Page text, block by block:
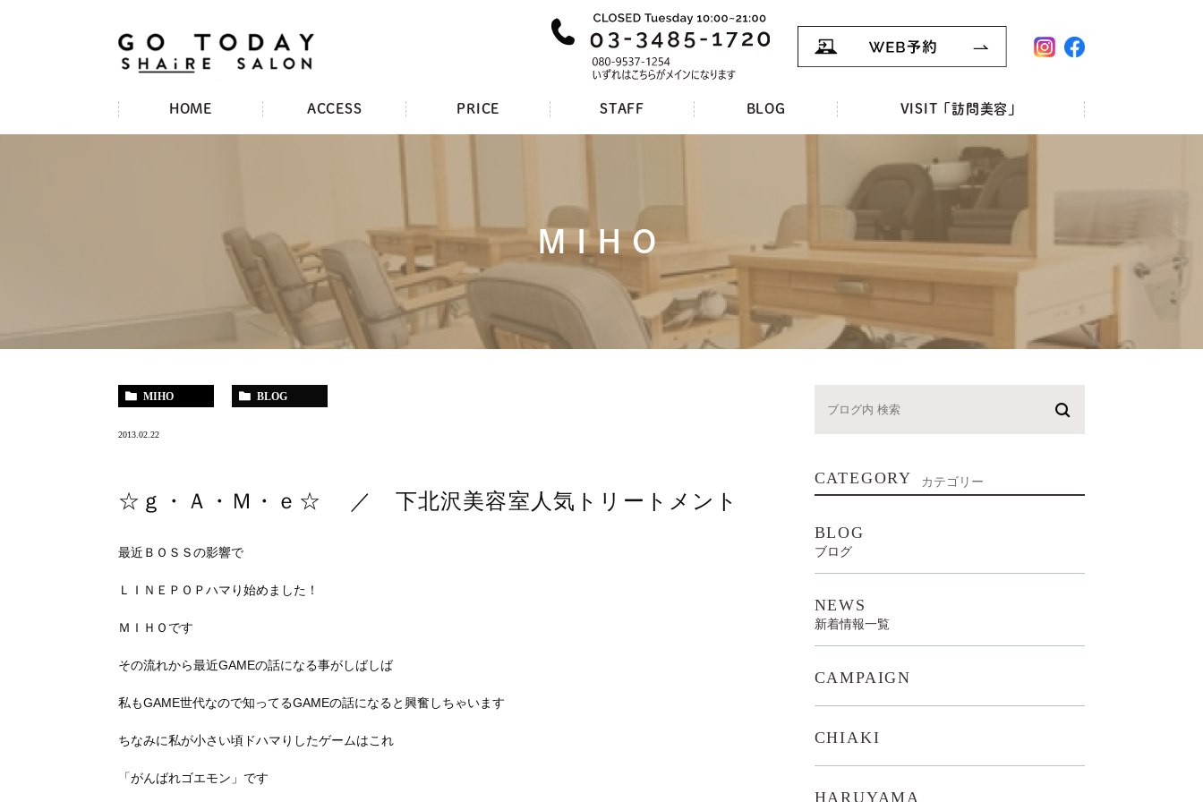
HOME ACCESS PRICE STAFF BLOG VISIT「訪問美容」
MIHO
MIHO BLOG
2013.02.22
☆ｇ・Ａ・Ｍ・ｅ☆ ／ 下北沢美容室人気トリートメント
最近ＢＯＳＳの影響で
ＬＩＮＥＰＯＰハマり始めました！
ＭＩＨＯです
その流れから最近GAMEの話になる事がしばしば
私もGAME世代なので知ってるGAMEの話になると興奮しちゃいます
ちなみに私が小さい頃ドハマりしたゲームはこれ
「がんばれゴエモン」です
CATEGORY カテゴリー
BLOG
ブログ
NEWS
新着情報一覧
CAMPAIGN
CHIAKI
HARUYAMA